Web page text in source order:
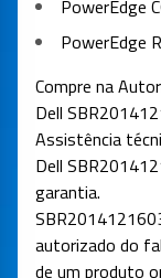
PowerEdge
PowerEdge
Compre na
Dell
Assistência
Dell
garantia.
autorizado do
de um produto